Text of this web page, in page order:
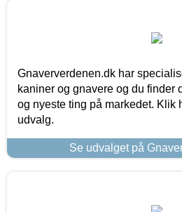
Gnaververdenen.dk har
kaniner og gnavere og du finder
og nyeste ting på markedet. Klik
udvalg.
Se udvalget på